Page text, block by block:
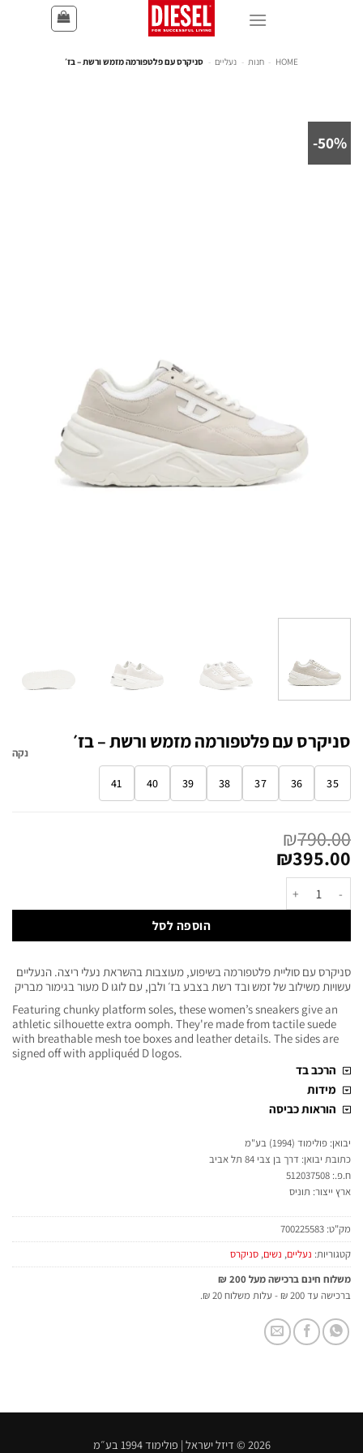
HOME
- חנות - נעליים - סניקרס עם פלטפורמה מזמש ורשת – בז׳
50%-
סניקרס עם פלטפורמה מזמש ורשת – בז׳
35
36
37
38
39
40
41
נקה
₪790.00
₪395.00
הוספה לסל
סניקרס עם סוליית פלטפורמה בשיפוע, מעוצבות בהשראת נעלי ריצה. הנעליים
עשויות משילוב של זמש ובד רשת בצבע בז׳ ולבן, עם לוגו D מעור בגימור מבריק
Featuring chunky platform soles, these women’s sneakers give an
athletic silhouette extra oomph. They're made from tactile suede
with breathable mesh toe boxes and leather details. The sides are
signed off with appliquéd D logos.
הרכב בד
מידות
הוראות כביסה
יבואן: פולימוד (1994) בע"מ
כתובת יבואן: דרך בן צבי 84 תל אביב
ח.פ.: 512037508
ארץ ייצור: תוניס
מק"ט: 700225583
קטגוריות: נעליים, נשים, סניקרס
משלוח חינם ברכישה מעל 200 ₪
ברכישה עד 200 ₪ - עלות משלוח 20 ₪.
2026 © דיזל ישראל | פולימוד 1994 בע״מ